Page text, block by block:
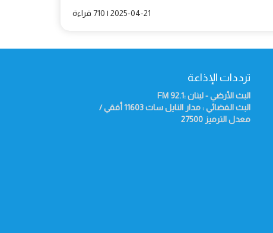
2025-04-21 | 710 قراءة
ترددات الإذاعة
البث الأرضي - لبنان :92.1
FM
البث الفضائي : مدار النايل سات 11603 أفقي /
معدل الترميز 27500